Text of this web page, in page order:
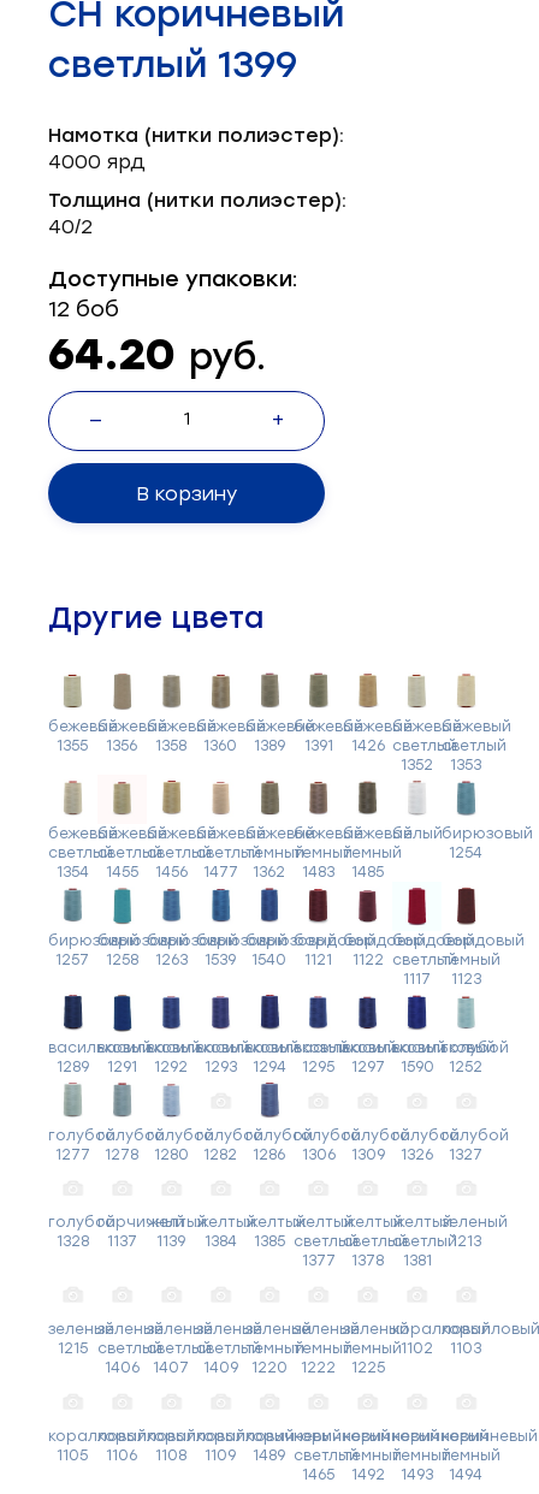
Запчасти для швейного оборудования
Запчасти: иглы
Нетканые материалы
СН коричневый
светлый 1399
Намотка (нитки полиэстер):
4000 ярд
Толщина (нитки полиэстер):
40/2
Доступные упаковки:
12 боб
64.20 руб.
— +
В корзину
Другие цвета
бежевый
1355
бежевый
1356
бежевый
1358
бежевый
1360
бежевый
1389
бежевый
1391
бежевый
1426
бежевый
светлый
1352
бежевый
светлый
1353
бежевый
светлый
1354
бежевый
светлый
1455
бежевый
светлый
1456
бежевый
светлый
1477
бежевый
темный
1362
бежевый
темный
1483
бежевый
темный
1485
белыйбирюзовый
1254
бирюзовый
1257
бирюзовый
1258
бирюзовый
1263
бирюзовый
1539
бирюзовый
1540
бордовый
1121
бордовый
1122
бордовый
светлый
1117
бордовый
темный
1123
васильковый
1289
васильковый
1291
васильковый
1292
васильковый
1293
васильковый
1294
васильковый
1295
васильковый
1297
васильковый
1590
голубой
1252
голубой
1277
голубой
1278
голубой
1280
голубой
1282
голубой
1286
голубой
1306
голубой
1309
голубой
1326
голубой
1327
голубой
1328
горчичный
1137
желтый
1139
желтый
1384
желтый
1385
желтый
светлый
1377
желтый
светлый
1378
желтый
светлый
1381
зеленый
1213
зеленый
1215
зеленый
светлый
1406
зеленый
светлый
1407
зеленый
светлый
1409
зеленый
темный
1220
зеленый
темный
1222
зеленый
темный
1225
коралловый
1102
коралловый
1103
коралловый
1105
коралловый
1106
коралловый
1108
коралловый
1109
коричневый
1489
коричневый
светлый
1465
коричневый
темный
1492
коричневый
темный
1493
коричневый
темный
1494